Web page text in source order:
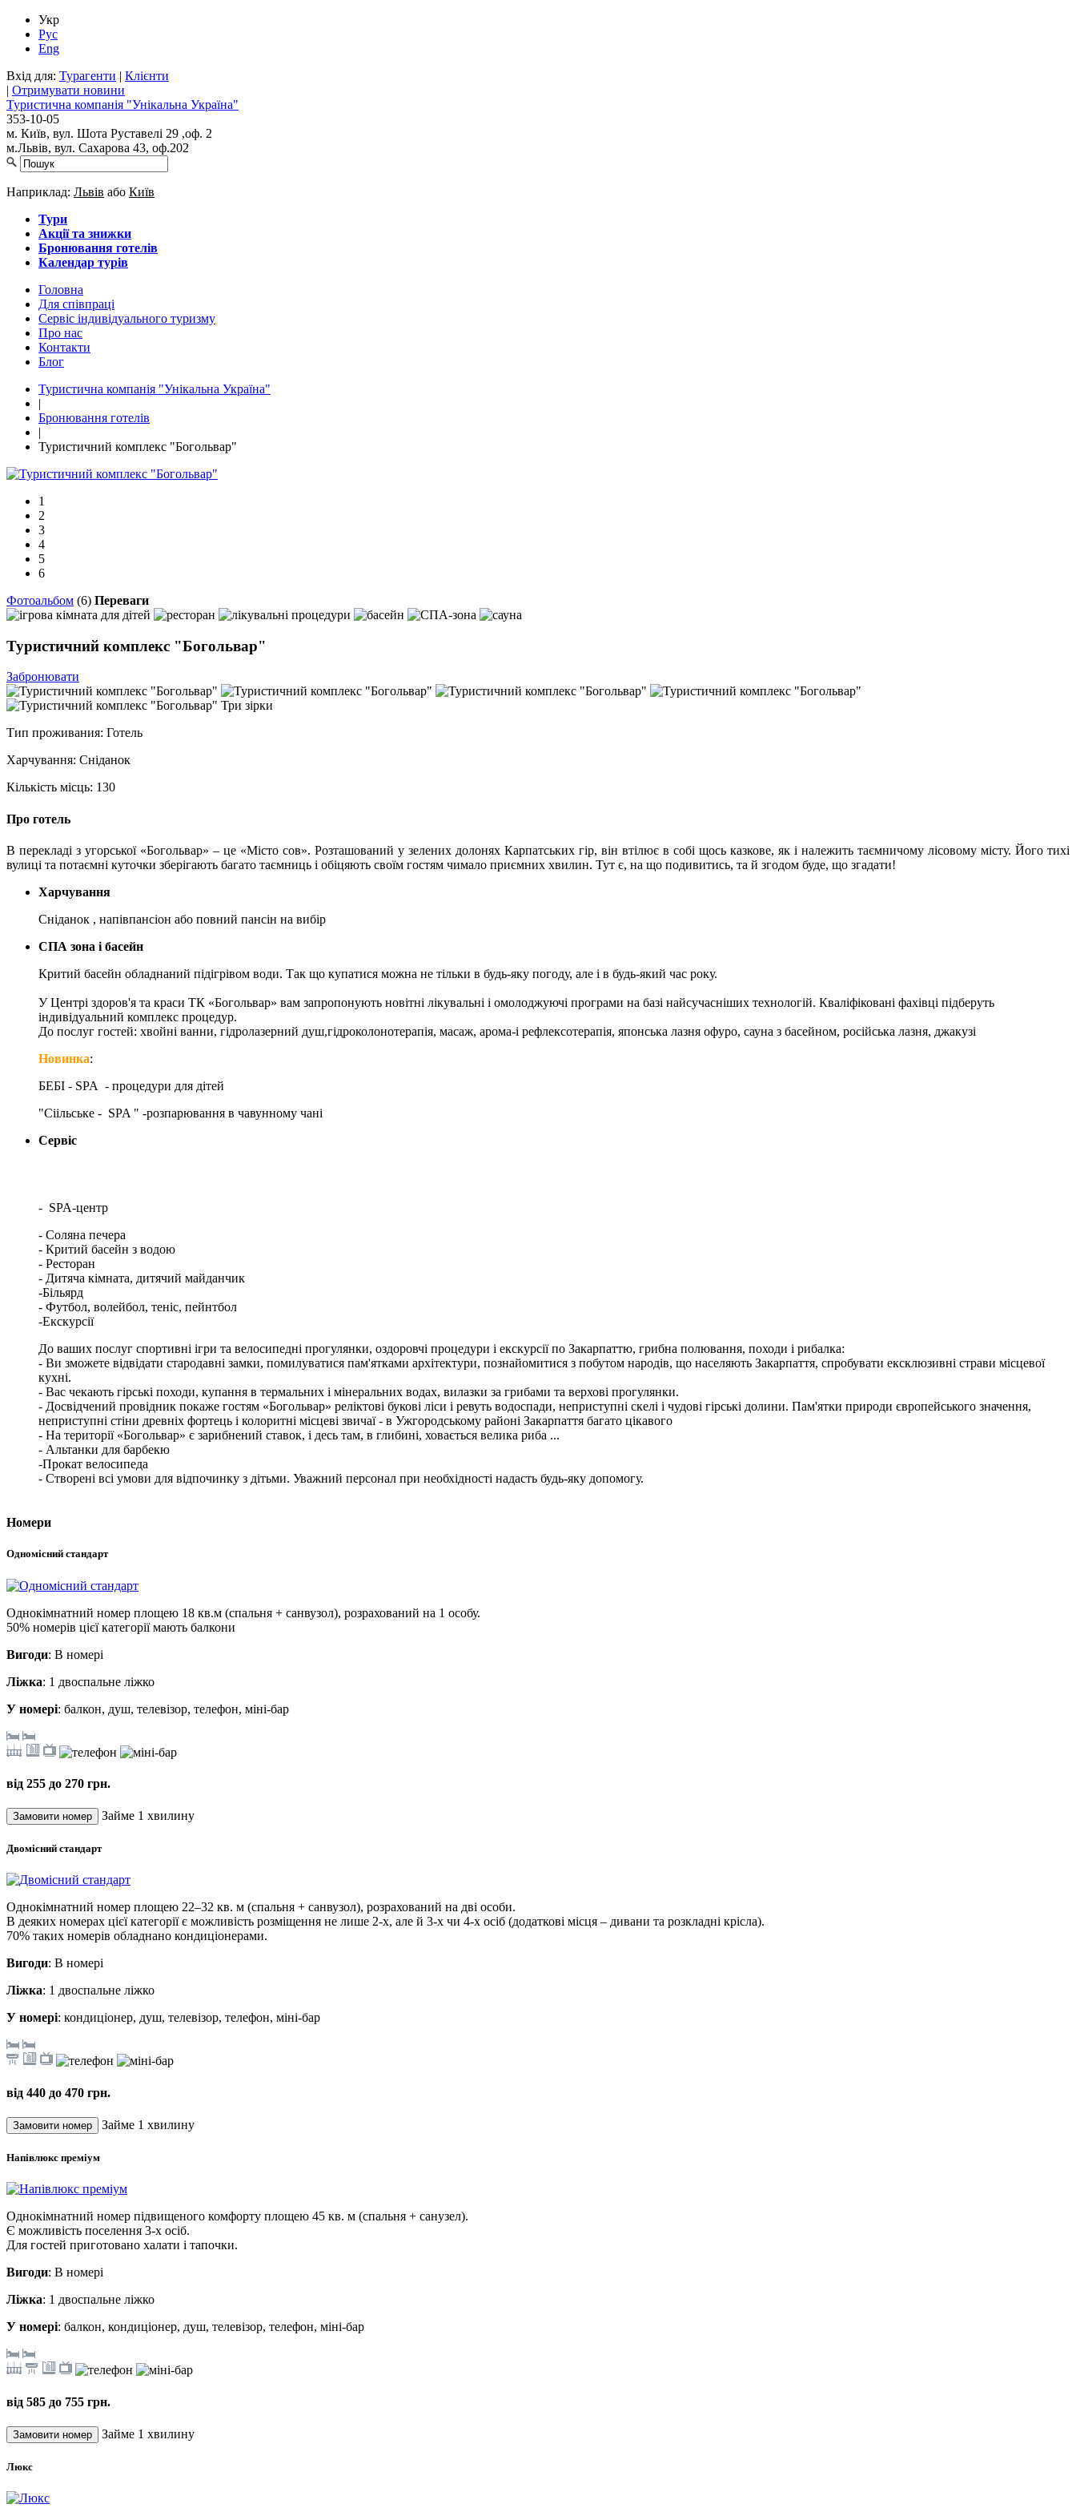
Укр
Рус
Eng
Вхід для: Турагенти | Клієнти
| Отримувати новини
Туристична компанія "Унікальна Україна"
353-10-05
м. Київ, вул. Шота Руставелі 29 ,оф. 2
м.Львів, вул. Сахарова 43, оф.202
Наприклад: Львів або Київ
Тури
Акції та знижки
Бронювання готелів
Календар турів
Головна
Для cпівпраці
Сервіс індивідуального туризму
Про нас
Контакти
Блог
Туристична компанія "Унікальна Україна"
|
Бронювання готелів
|
Туристичний комплекс "Богольвар"
1
2
3
4
5
6
Фотоальбом (6) Переваги
Туристичний комплекс "Богольвар"
Забронювати
Три зірки
Тип проживания: Готель
Харчування: Сніданок
Кількість місць: 130
Про готель
В перекладі з угорської «Богольвар» – це «Місто сов». Розташований у зелених долонях Карпатських гір, він втілює в собі щось казкове, як і належить таємничому лісовому місту. Його тихі
вулиці та потаємні куточки зберігають багато таємниць і обіцяють своїм гостям чимало приємних хвилин. Тут є, на що подивитись, та й згодом буде, що згадати!
Харчування
Сніданок , напівпансіон або повний пансін на вибір
СПА зона і басейн
Критий басейн обладнаний підігрівом води. Так що купатися можна не тільки в будь-яку погоду, але і в будь-який час року.
У Центрі здоров'я та краси ТК «Богольвар» вам запропонують новітні лікувальні і омолоджуючі програми на базі найсучасніших технологій. Кваліфіковані фахівці підберуть
індивідуальний комплекс процедур.
До послуг гостей: хвойні ванни, гідролазерний душ,гідроколонотерапія, масаж, арома-і рефлексотерапія, японська лазня офуро, сауна з басейном, російська лазня, джакузі
Новинка:
БЕБІ - SPA - процедури для дітей
"Сіільське - SPA " -розпарювання в чавунному чані
Сервіс
- SPA-центр
- Соляна печера
- Критий басейн з водою
- Ресторан
- Дитяча кімната, дитячий майданчик
-Більярд
- Футбол, волейбол, теніс, пейнтбол
-Екскурсії
До ваших послуг спортивні ігри та велосипедні прогулянки, оздоровчі процедури і екскурсії по Закарпаттю, грибна полювання, походи і рибалка:
- Ви зможете відвідати стародавні замки, помилуватися пам'ятками архітектури, познайомитися з побутом народів, що населяють Закарпаття, спробувати ексклюзивні страви місцевої
кухні.
- Вас чекають гірські походи, купання в термальних і мінеральних водах, вилазки за грибами та верхові прогулянки.
- Досвідчений провідник покаже гостям «Богольвар» реліктові букові ліси і ревуть водоспади, неприступні скелі і чудові гірські долини. Пам'ятки природи європейського значення,
неприступні стіни древніх фортець і колоритні місцеві звичаї - в Ужгородському районі Закарпаття багато цікавого
- На території «Богольвар» є зарибнений ставок, і десь там, в глибині, ховається велика риба ...
- Альтанки для барбекю
-Прокат велосипеда
- Створені всі умови для відпочинку з дітьми. Уважний персонал при необхідності надасть будь-яку допомогу.
Номери
Одномісний стандарт
Однокімнатний номер площею 18 кв.м (спальня + санвузол), розрахований на 1 особу.
50% номерів цієї категорії мають балкони
Вигоди: В номері
Ліжка: 1 двоспальне ліжко
У номері: балкон, душ, телевізор, телефон, міні-бар
від 255 до 270 грн.
Займе 1 хвилину
Двомісний стандарт
Однокімнатний номер площею 22–32 кв. м (спальня + санвузол), розрахований на дві особи.
В деяких номерах цієї категорії є можливість розміщення не лише 2-х, але й 3-х чи 4-х осіб (додаткові місця – дивани та розкладні крісла).
70% таких номерів обладнано кондиціонерами.
Вигоди: В номері
Ліжка: 1 двоспальне ліжко
У номері: кондиціонер, душ, телевізор, телефон, міні-бар
від 440 до 470 грн.
Займе 1 хвилину
Напівлюкс преміум
Однокімнатний номер підвищеного комфорту площею 45 кв. м (спальня + санузел).
Є можливість поселення 3-х осіб.
Для гостей приготовано халати і тапочки.
Вигоди: В номері
Ліжка: 1 двоспальне ліжко
У номері: балкон, кондиціонер, душ, телевізор, телефон, міні-бар
від 585 до 755 грн.
Займе 1 хвилину
Люкс